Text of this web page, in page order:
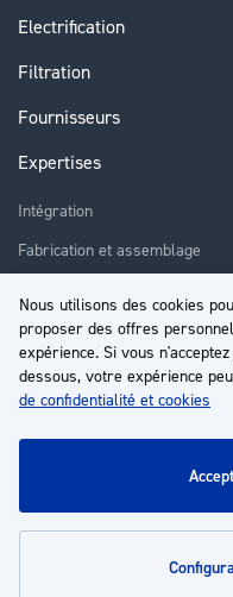
Nous utilisons des cookies
proposer des offres
expérience. Si vous
dessous, votre expérience
de confidentialité et cookies
Electrification
Filtration
Fournisseurs
Expertises
Intégration
Fabrication et assemblage
Réparation
Formation
À propos
Service client